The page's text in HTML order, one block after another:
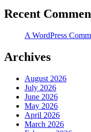
Recent
A WordPress
Archives
August 2026
July 2026
June 2026
May 2026
April 2026
March 2026